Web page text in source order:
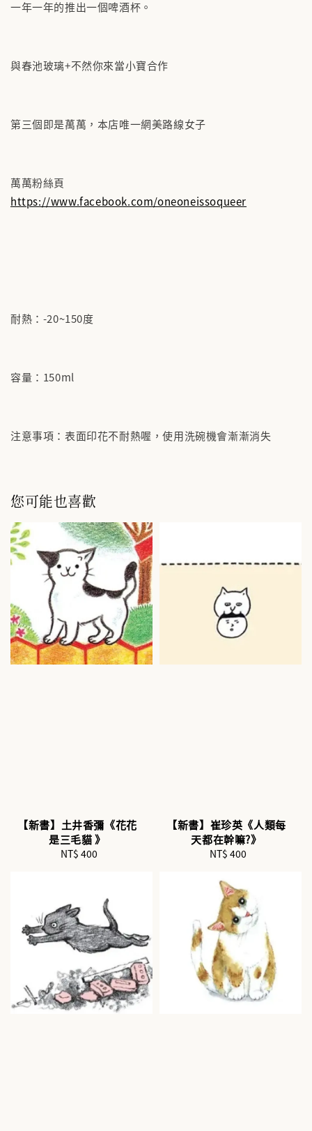
一年一年的推出一個啤酒杯。
與春池玻璃+不然你來當小寶合作
第三個即是萬萬，本店唯一網美路線女子
萬萬粉絲頁
https://www.facebook.com/oneoneissoqueer
耐熱：-20~150度
容量：150ml
注意事項：表面印花不耐熱喔，使用洗碗機會漸漸消失
您可能也喜歡
【新書】土井香彌《花花
是三毛貓 》
Regular
NT$ 400
【新書】崔珍英《人類每
天都在幹嘛?》
Regular
NT$ 400